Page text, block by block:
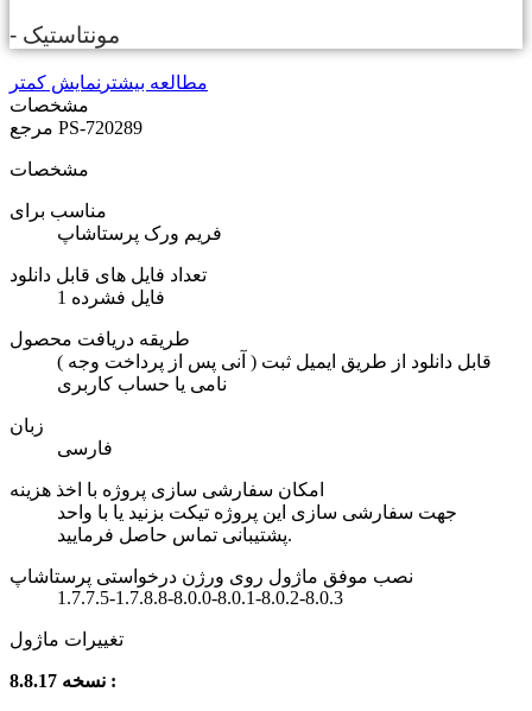
- مونتاستیک
مطالعه بیشتر نمایش کمتر
مشخصات
PS-720289
مشخصات
مناسب برای
فریم ورک پرستاشاپ
تعداد فایل های قابل دانلود
1 فایل فشرده
طریقه دریافت محصول
( آنی پس از پرداخت وجه ) قابل دانلود از طریق ایمیل ثبت
نامی یا حساب کاربری
زبان
فارسی
امکان سفارشی سازی پروژه با اخذ هزینه
جهت سفارشی سازی این پروژه تیکت بزنید یا با واحد
پشتیبانی تماس حاصل فرمایید.
نصب موفق ماژول روی ورژن درخواستی پرستاشاپ
1.7.7.5-1.7.8.8-8.0.0-8.0.1-8.0.2-8.0.3
تغییرات ماژول
نسخه 8.8.17 :